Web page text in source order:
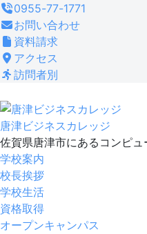
コ
ン
テ
ン
ツ
ス
キ
ッ
プ
0955-77-1771
お問い合わせ
資料請求
アクセス
訪問者別
唐津ビジネスカレッジ
佐賀県唐津市にあるコンピュ
学校案内
校長挨拶
学校生活
資格取得
オープンキャンパス